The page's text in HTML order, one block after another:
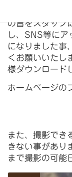
の旨をスタッフ
し、SNS等にア
になりました事
くお願いいたし
様ダウンロード
ホームページの
また、撮影でき
きない事があり
まで撮影の可能